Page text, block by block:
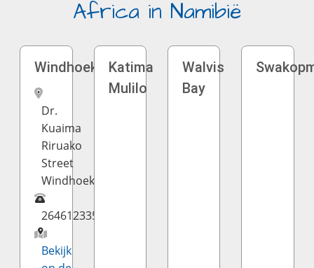
Africa in Namibië
Windhoek
Dr.
Kuaima
Riruako
Street
Windhoek
26461233599
Bekijk
Katima
Mulilo
Walvis
Bay